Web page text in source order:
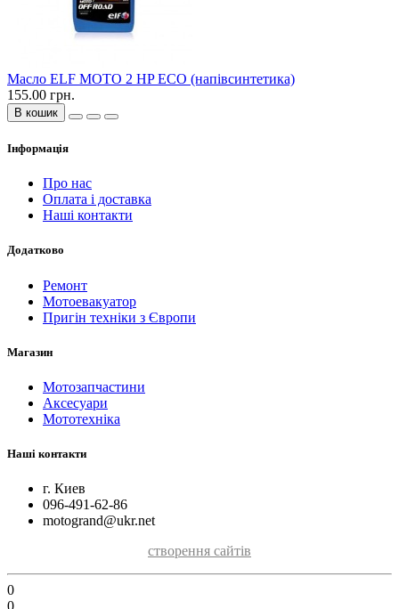
Масло ELF MOTO 2 HP ECO (напівсинтетика)
155.00 грн.
В кошик
Інформація
Про нас
Оплата і доставка
Наші контакти
Додатково
Ремонт
Мотоевакуатор
Пригін техніки з Європи
Магазин
Мотозапчастини
Аксесуари
Мототехніка
Наші контакти
г. Киев
096-491-62-86
motogrand@ukr.net
створення сайтів
0